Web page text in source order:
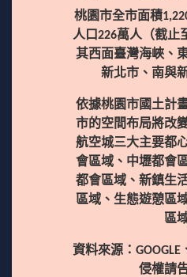
桃園市全市面積
人口226萬人（截止
其西面臺灣海峽、
新北市、南與
依據桃園市國土計
市的空間布局將改
航空城三大主要都
會區域、中壢都會
都會區域、新鎮生
區域、生態遊憩區
區
資料來源：
侵權請